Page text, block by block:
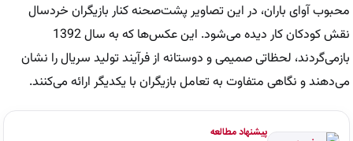
محبوبآوای باران، در این تصاویر پشت‌صحنه کنار بازیگران خردسال
نقش کودکان کار دیده می‌شود. این عکس‌ها که به سال 1392
بازمی‌گردند، لحظاتی صمیمی و دوستانه از فرآیند تولید سریال را نشان
می‌دهند و نگاهی متفاوت به تعامل بازیگران با یکدیگر ارائه می‌کنند.
پیشنهاد مطالعه